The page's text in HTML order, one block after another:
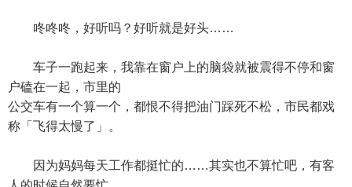
咚咚咚，好听吗？好听就是好头……
车子一跑起来，我靠在窗户上的脑袋就被震得不停和窗
户磕在一起，市里的
公交车有一个算一个，都恨不得把油门踩死不松，市民都戏
称「飞得太慢了」。
因为妈妈每天工作都挺忙的……其实也不算忙吧，有客